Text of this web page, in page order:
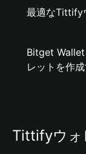
最適なTittify
Bitget
レットを作
Tittifyウォ